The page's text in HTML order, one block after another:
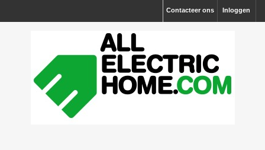
Inloggen
Contacteer ons